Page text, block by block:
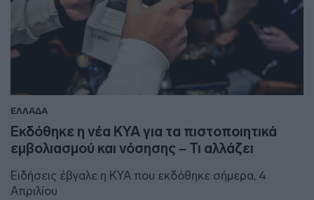
ΕΛΛΑΔΑ
Εκδόθηκε η νέα ΚΥΑ για τα πιστοποιητικά
εμβολιασμού και νόσησης – Τι αλλάζει
Ειδήσεις έβγαλε η ΚΥΑ που εκδόθηκε σήμερα, 4
Απριλίου